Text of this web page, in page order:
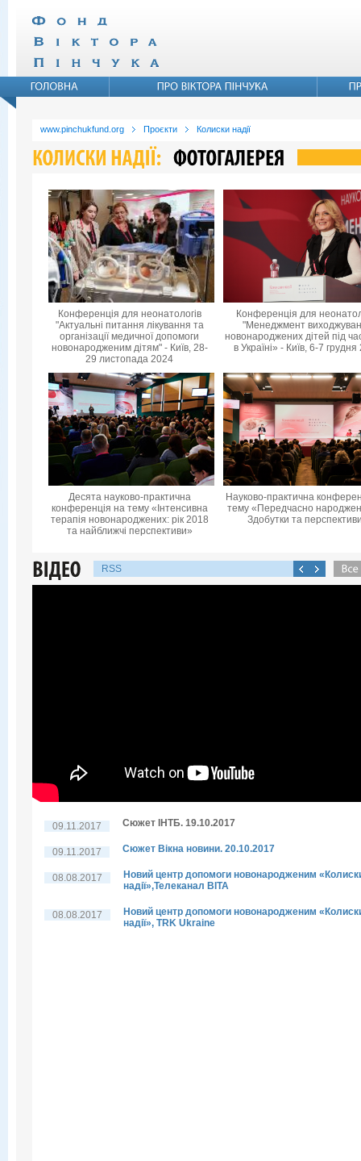
www.pinchukfund.org Проєкти Колиски надії
Конференція для неонатологів
"Актуальні питання лікування та
організації медичної допомоги
новонародженим дітям" - Київ, 28-
29 листопада 2024
Конференція для
"Менеджмент
новонароджених дітей під
в Україні» - Київ, 6-7
Десята науково-практична
конференцiя на тему «Інтенсивна
терапія новонароджених: рік 2018
та найближчі перспективи»
Науково-практична
тему «Передчасно
Здобутки та
RSS
09.11.2017 Сюжет ІНТБ. 19.10.2017
09.11.2017 Сюжет Вікна новини. 20.10.2017
08.08.2017
Новий центр допомоги новонародженим
надії»,Телеканал ВІТА
08.08.2017
Новий центр допомоги новонародженим
надії», TRK Ukraine